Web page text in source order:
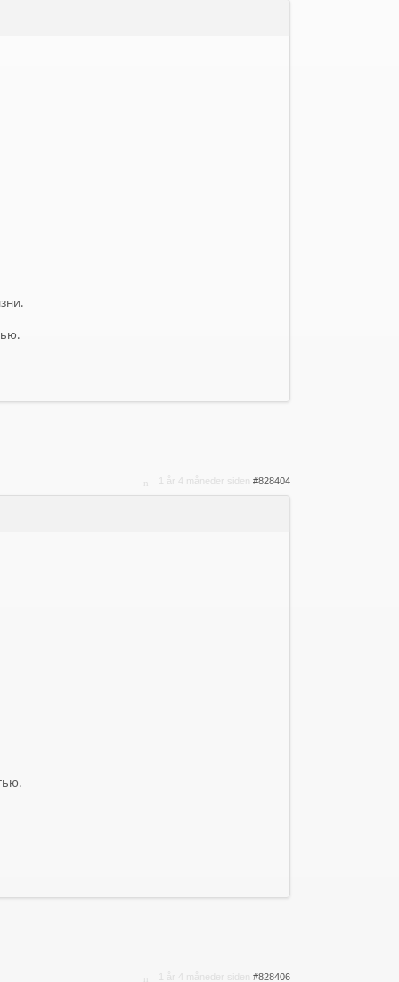
1 år 4 måneder siden #828404
1 år 4 måneder siden #828406